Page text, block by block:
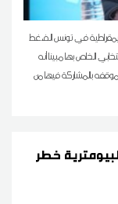
في تونس الضغط
الخاص بها مبينا أنه
بالمشاركة فيها من
خطر